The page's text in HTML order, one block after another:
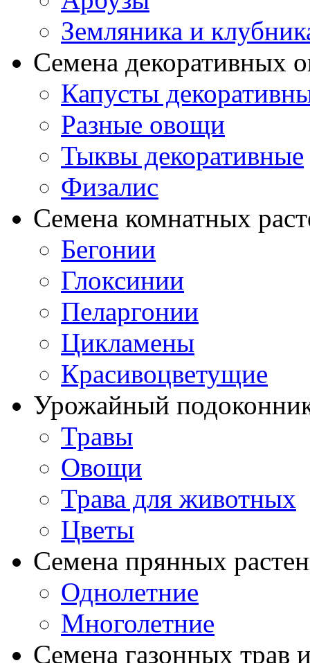
Земляника и
Семена декоративных
Капусты
Разные овощи
Тыквы декоративные
Физалис
Семена комнатных
Бегонии
Глоксинии
Пеларгонии
Цикламены
Красивоцветущие
Урожайный
Травы
Овощи
Трава для животных
Цветы
Семена прянных
Однолетние
Многолетние
Семена газонных трав